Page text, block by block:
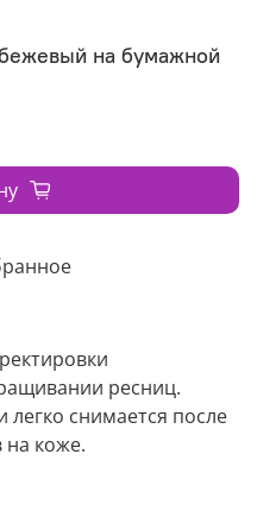
на бумажной
ресниц.
легко снимается после
на коже.